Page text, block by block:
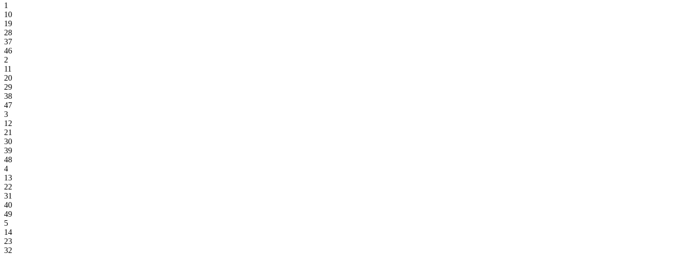
1
10
19
28
37
46
2
11
20
29
38
47
3
12
21
30
39
48
4
13
22
31
40
49
5
14
23
32